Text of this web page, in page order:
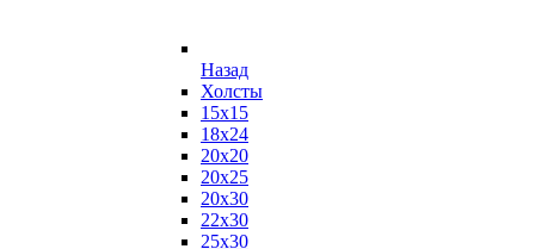
Назад
Холсты
15х15
18х24
20х20
20х25
20х30
22х30
25х30